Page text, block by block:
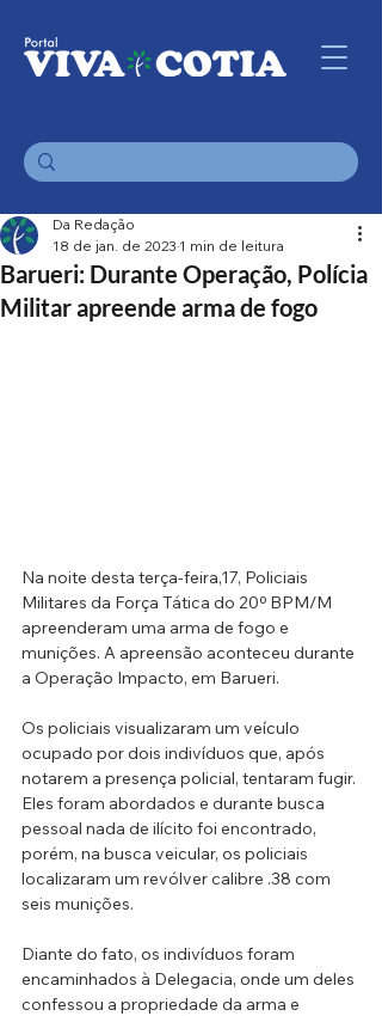
Barueri: Durante Operação, Polícia
Militar apreende arma de fogo
Da Redação
18 de jan. de 2023 1 min de leitura
Na noite desta terça-feira,17, Policiais
Militares da Força Tática do 20º BPM/M
apreenderam uma arma de fogo e
munições. A apreensão aconteceu durante
a Operação Impacto, em Barueri.
Os policiais visualizaram um veículo
ocupado por dois indivíduos que, após
notarem a presença policial, tentaram fugir.
Eles foram abordados e durante busca
pessoal nada de ilícito foi encontrado,
porém, na busca veicular, os policiais
localizaram um revólver calibre .38 com
seis munições.
Diante do fato, os indivíduos foram
encaminhados à Delegacia, onde um deles
confessou a propriedade da arma e